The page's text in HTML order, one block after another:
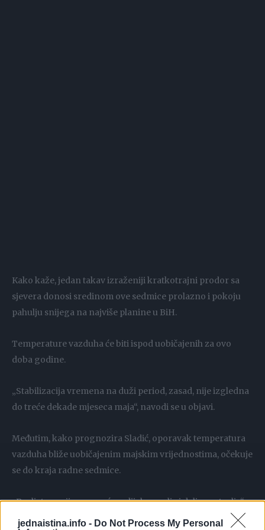
jednaistina.info - Do Not Process My Personal
Kako kaže, jedan takav izraženiji kratkotrajni prodor sa
sjevera donosi sredinom ove sedmice prolazno i pokoju
pahulju snijega na najviše planine u BiH.
Temperature vazduha će biti ispod uobičajenih za ovo
doba godine.
„Stabilizacija vremena na duži period, zasad, nije izgledna
do treće dekade mjeseca maja“, navodi se u objavi.
Međutim, kako prognozira Sladić, oporavak temperatura
vazduha bliže uobičajenim majskim vrijednostima, očekuje
se do kraja radne sedmice.
„Proljetno vrijeme u većem dijelu zemlje i dalje nastavlja“,
poručuje Sladić.